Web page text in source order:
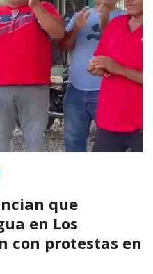
que
en Los
con protestas en